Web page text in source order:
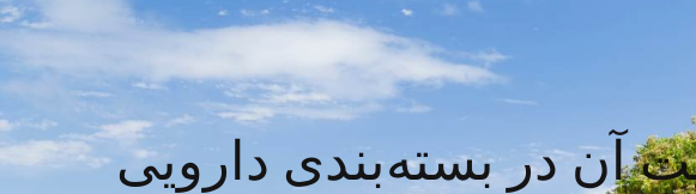
آن در بسته‌بندی دارویی